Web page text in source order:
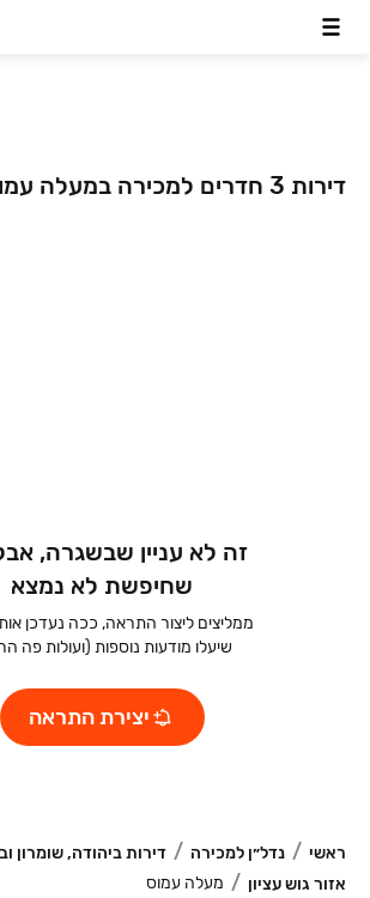
דירות 3 חדרים למכירה במעלה עמוס
זה לא עניין שבשגרה,
שחיפשת לא נמצא
ממליצים ליצור התראה, ככה נעדכן
שיעלו מודעות נוספות (ועולות פה
יצירת התראה
ראשי נדל״ן למכירה
דירות ביהודה, שומרון
אזור גוש עציון
מעלה עמוס